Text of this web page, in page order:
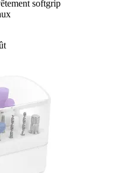
softgrip